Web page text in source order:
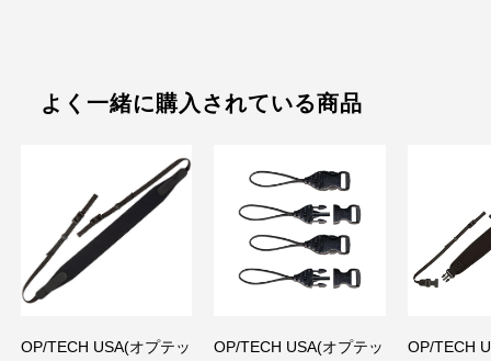
よく一緒に購入されている商品
OP/TECH USA(オプテッ
OP/TECH USA(オプテッ
OP/TECH